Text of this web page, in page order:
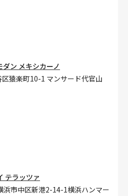
ン メキシカーノ
猿楽町10-1 マンサード代官山
テラッツァ
市中区新港2-14-1横浜ハンマー